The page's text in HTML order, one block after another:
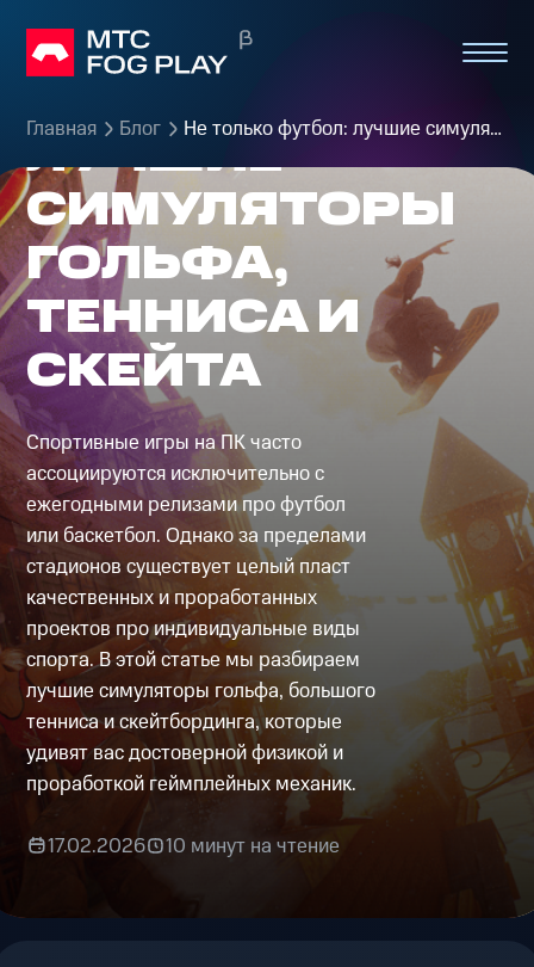
Главная Блог Не только футбол: лучшие симуляторы гольфа, тенниса и скейта
НЕ ТОЛЬКО
ЛУЧШИЕ
СИМУЛЯТОРЫ
ГОЛЬФА,
ТЕННИСА И
СКЕЙТА
Спортивные игры на ПК часто
ассоциируются исключительно с
ежегодными релизами про футбол
или баскетбол. Однако за пределами
стадионов существует целый пласт
качественных и проработанных
проектов про индивидуальные виды
спорта. В этой статье мы разбираем
лучшие симуляторы гольфа, большого
тенниса и скейтбординга, которые
удивят вас достоверной физикой и
проработкой геймплейных механик.
17.02.2026 10 минут на чтение